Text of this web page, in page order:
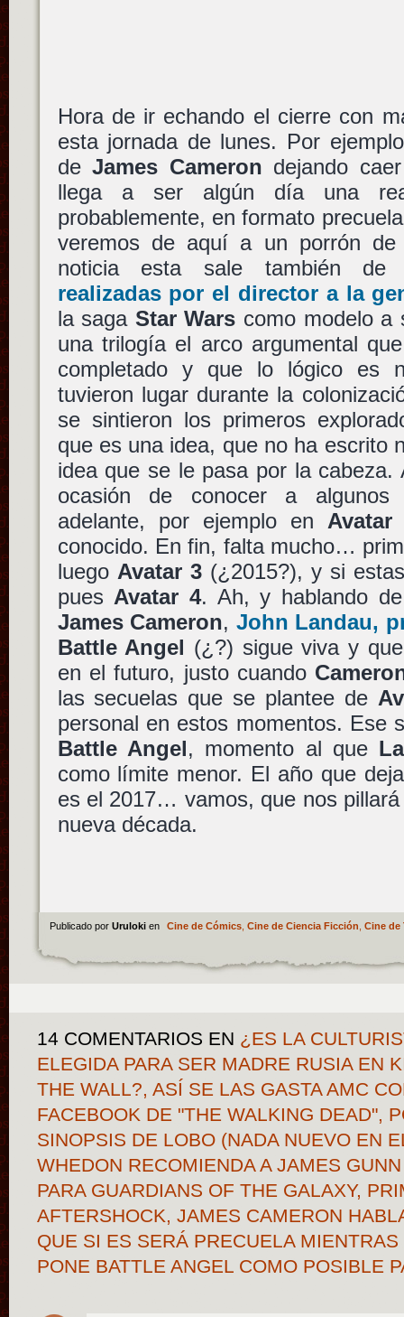
Hora de ir echando el cierre con
esta jornada de lunes. Por
deJames Cameron dejando
llega a ser algún día una
probablemente, en formato
veremos de aquí a un porrón
noticia esta sale también
realizadas por el director a la
la saga Star Wars como modelo a
una trilogía el arco argumental
completado y que lo lógico es
tuvieron lugar durante la
se sintieron los primeros
que es una idea, que no ha escrito
idea que se le pasa por la cabeza.
ocasión de conocer a algunos
adelante, por ejemplo en Avatar
conocido. En fin, falta mucho…
luego Avatar 3(¿2015?), y si
pues Avatar 4. Ah, y hablando
James Cameron, John Landau,
Battle Angel (¿?) sigue viva y
en el futuro, justo cuando
las secuelas que se plantee de
personal en estos momentos. Ese
Battle Angel, momento al que
como límite menor. El año que
es el 2017… vamos, que nos
nueva década.
Publicado por Uruloki en Cine de Cómics, Cine de Ciencia Ficción Cine de
14 COMENTARIOS EN ¿ES LA
ELEGIDA PARA SER MADRE RUSIA EN
THE WALL?, ASÍ SE LAS GASTA AMC
FACEBOOK DE "THE WALKING DEAD",
SINOPSIS DE LOBO (NADA NUEVO EN
WHEDON RECOMIENDA A JAMES
PARA GUARDIANS OF THE GALAXY,
AFTERSHOCK, JAMES CAMERON
QUE SI ES SERÁ PRECUELA
PONE BATTLE ANGEL COMO POSIBLE